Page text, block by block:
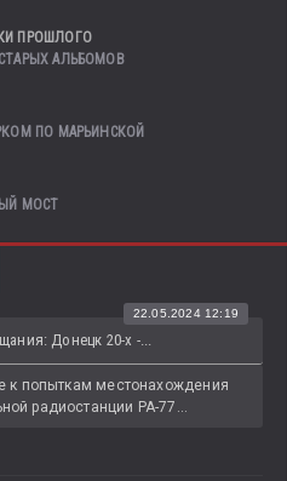
ПРОШЛОГО
АЛЬБОМОВ
ПО МАРЬИНСКОЙ
МОСТ
Донецк 20-х -...
22.05.2024 12:19
к попыткам местонахождения
радиостанции РА-77...